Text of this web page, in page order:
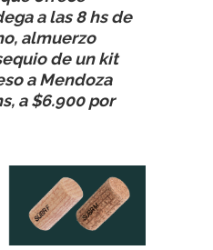
a las 8 hs de
almuerzo
de un kit
a Mendoza
a $6.900 por